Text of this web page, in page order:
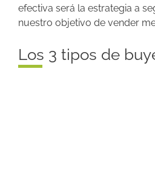
efectiva será la estrategia a
nuestro objetivo de vender
Los 3 tipos de